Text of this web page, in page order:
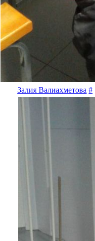
Залия Валиахметова #